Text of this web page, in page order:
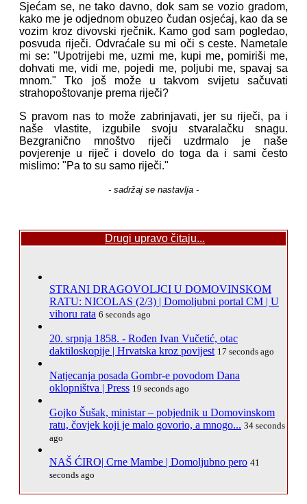
Sjećam se, ne tako davno, dok sam se vozio gradom,
kako me je odjednom obuzeo čudan osjećaj, kao da se
vozim kroz divovski rječnik. Kamo god sam pogledao,
posvuda riječi. Odvraćale su mi oči s ceste. Nametale
mi se: "Upotrijebi me, uzmi me, kupi me, pomiriši me,
dohvati me, vidi me, pojedi me, poljubi me, spavaj sa
mnom." Tko još može u takvom svijetu sačuvati
strahopoštovanje prema riječi?
S pravom nas to može zabrinjavati, jer su riječi, pa i
naše vlastite, izgubile svoju stvaralačku snagu.
Bezgranično mnoštvo riječi uzdrmalo je naše
povjerenje u riječ i dovelo do toga da i sami često
mislimo: "Pa to su samo riječi."
- sadržaj se nastavlja -
Drugi upravo čitaju...
STRANI DRAGOVOLJCI U DOMOVINSKOM
RATU: NICOLAS (2/3) | Domoljubni portal CM | U
vihoru rata 6 seconds ago
20. srpnja 1858. - Rođen Ivan Vučetić, otac
daktiloskopije | Hrvatska kroz povijest 17 seconds ago
Natjecanja posada Gombr-e povodom Dana
oklopništva | Press 19 seconds ago
Gojko Šušak, ministar – pobjednik u Domovinskom
ratu, čovjek koji je malo govorio, a mnogo... 34 seconds
ago
NAŠ ĆIRO| Crne Mambe | Domoljubno pero 41
seconds ago